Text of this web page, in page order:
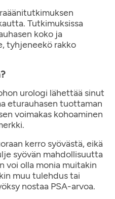
Tutkimuksissa
koko ja
tyhjeneekö rakko
urologi lähettää sinut
eturauhasen tuottaman
voimakas kohoaminen
kerro syövästä, eikä
syövän mahdollisuutta
voi olla monia muitakin
muu tulehdus tai
nostaa PSA-arvoa.